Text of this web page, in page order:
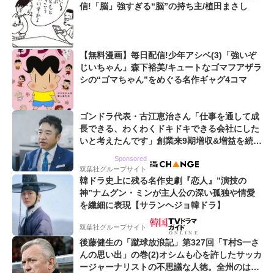
信!「脳」強すぎる“脳”の持ち主/植田まさし
【無料漫画】毎日配信!少年アシベ(3)「強いぞ
じいちゃん」森下裕美/キュートなゴマフアザラ
シの“ゴマちゃん”をめぐる名作ギャグ4コマ
ゴンドラ代表・古江恵治さん「仕事を通して成
長できる、わくわくドキドキできる会社にした
いと考えたんです」創業来9期増収&増益を続け
Sponsored
双葉社グループサイト
韓ドラ史上に残る名作史劇『恋人』”演技の
神”ナムグン・ミンが主人公の深い孤独や情愛
を繊細に表現【サランヘジョ韓ドラ】
双葉社グループサイト
後藤健生の「蹴球放浪記」第327回「T村S一さ
んの思い出」の巻(2)オシムも心を許したサッカ
ージャーナリストの不思議な人徳。全州のはず